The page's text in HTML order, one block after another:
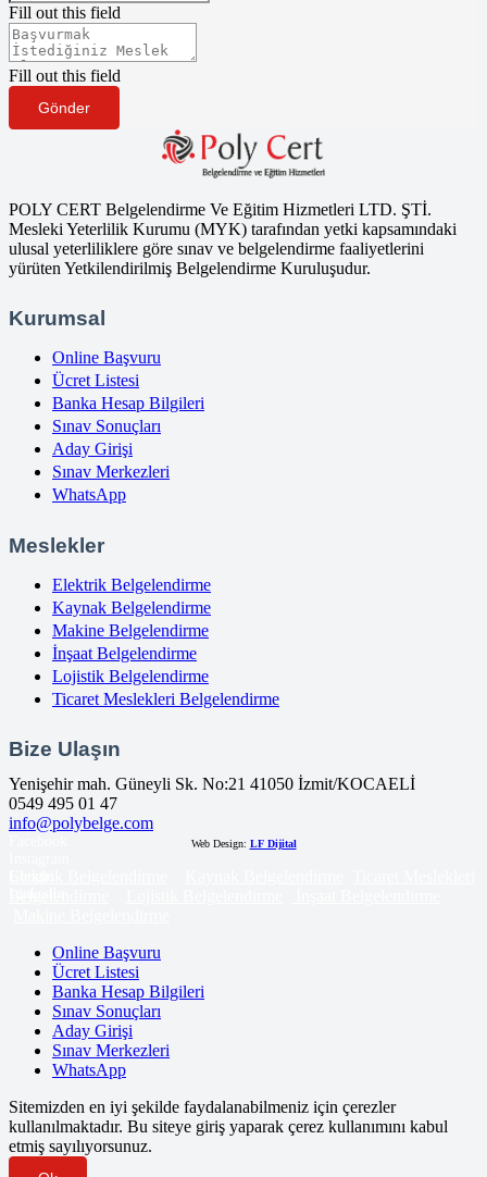
Fill out this field
Fill out this field
Gönder
POLY CERT Belgelendirme Ve Eğitim Hizmetleri LTD. ŞTİ.
Mesleki Yeterlilik Kurumu (MYK) tarafından yetki kapsamındaki
ulusal yeterliliklere göre sınav ve belgelendirme faaliyetlerini
yürüten Yetkilendirilmiş Belgelendirme Kuruluşudur.
Kurumsal
Online Başvuru
Ücret Listesi
Banka Hesap Bilgileri
Sınav Sonuçları
Aday Girişi
Sınav Merkezleri
WhatsApp
Meslekler
Elektrik Belgelendirme
Kaynak Belgelendirme
Makine Belgelendirme
İnşaat Belgelendirme
Lojistik Belgelendirme
Ticaret Meslekleri Belgelendirme
Bize Ulaşın
Yenişehir mah. Güneyli Sk. No:21 41050 İzmit/KOCAELİ
0549 495 01 47
info@polybelge.com
Web Design: LF Dijital
Online Başvuru
Ücret Listesi
Banka Hesap Bilgileri
Sınav Sonuçları
Aday Girişi
Sınav Merkezleri
WhatsApp
Sitemizden en iyi şekilde faydalanabilmeniz için çerezler
kullanılmaktadır. Bu siteye giriş yaparak çerez kullanımını kabul
etmiş sayılıyorsunuz.